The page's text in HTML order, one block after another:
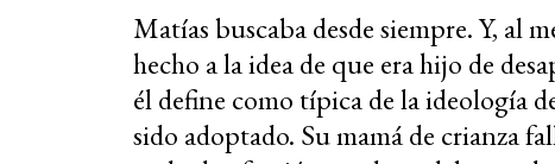
Matías buscaba desde siempre. Y, al
hecho a la idea de que era hijo de
él define como típica de la ideología
sido adoptado. Su mamá de crianza